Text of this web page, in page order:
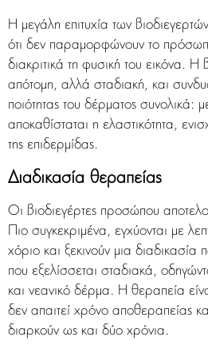
Η μεγάλη επιτυχία των
ότι δεν παραμορφώνουν το
διακριτικά τη φυσική του εικόνα. Η
απότομη, αλλά σταδιακή, και
ποιότητας του δέρματος συνολικά:
αποκαθίσταται η ελαστικότητα,
της επιδερμίδας.
Διαδικασία θεραπείας
Οι βιοδιεγέρτες προσώπου
Πιο συγκεκριμένα, εγχύονται με
χόριο και ξεκινούν μια
που εξελίσσεται σταδιακά,
και νεανικό δέρμα. Η θεραπεία
δεν απαιτεί χρόνο αποθεραπείας
διαρκούν ως και δύο χρόνια.